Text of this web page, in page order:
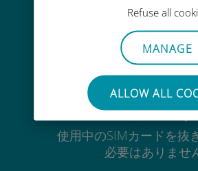
Refuse all
MANAGE
ALLOW ALL
可能
手間いらず
使用中のSIMカードを抜
必要はありませ